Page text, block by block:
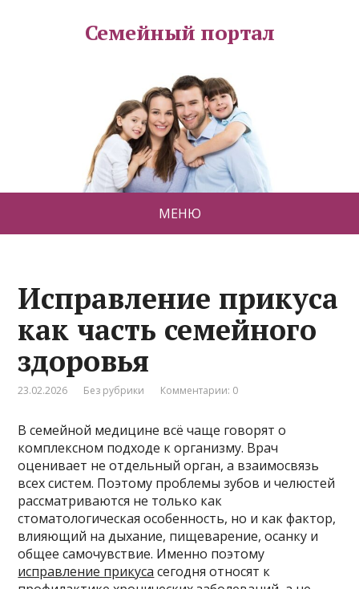
Семейный портал
МЕНЮ
Исправление прикуса
как часть семейного
здоровья
23.02.2026 Без рубрики Комментарии: 0
В семейной медицине всё чаще говорят о
комплексном подходе к организму. Врач
оценивает не отдельный орган, а взаимосвязь
всех систем. Поэтому проблемы зубов и челюстей
рассматриваются не только как
стоматологическая особенность, но и как фактор,
влияющий на дыхание, пищеварение, осанку и
общее самочувствие. Именно поэтому
исправление прикуса сегодня относят к